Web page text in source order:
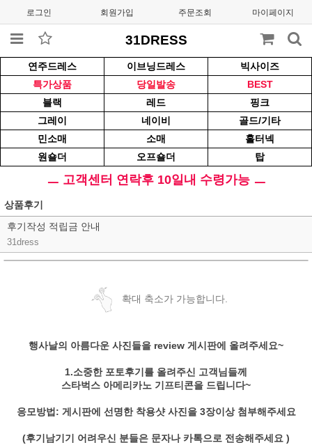
로그인 회원가입 주문조회 마이페이지
31DRESS
연주드레스 이브닝드레스
빅사이즈
특가상품
당일발송
BEST
블랙
레드
핑크
그레이
네이비
골드/기타
민소매
소매
홀터넥
원숄더
오프숄더 탑
ㅡ 고객센터 연락후 10일내 수령가능 ㅡ
상품후기
후기작성 적립금 안내
31dress
확대 축소가 가능합니다.
행사날의 아름다운 사진들을 review 게시판에 올려주세요~
1.소중한 포토후기를 올려주신 고객님들께
스타벅스 아메리카노 기프티콘을 드립니다~
응모방법: 게시판에 선명한 착용샷 사진을 3장이상 첨부해주세요
(후기남기기 어려우신 분들은 문자나 카톡으로 전송해주세요 )